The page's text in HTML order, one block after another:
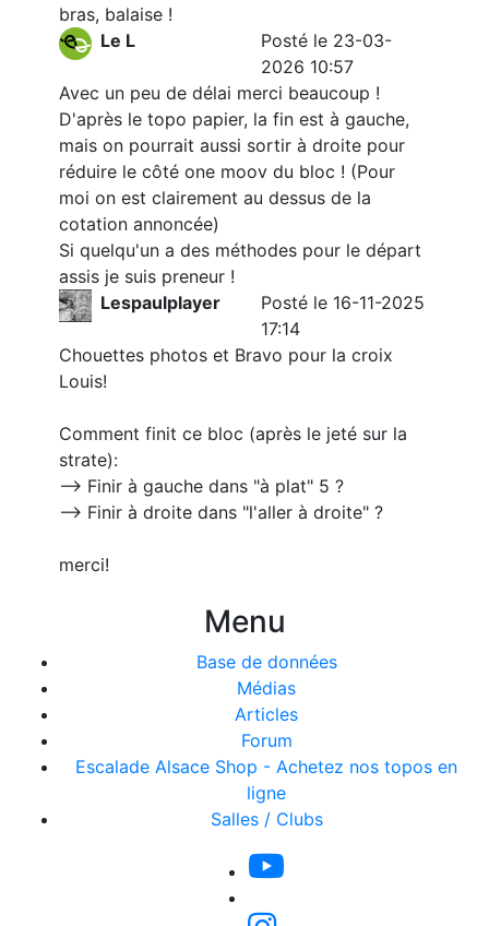
bras, balaise !
Le L
Posté le 23-03-
2026 10:57
Avec un peu de délai merci beaucoup !
D'après le topo papier, la fin est à gauche,
mais on pourrait aussi sortir à droite pour
réduire le côté one moov du bloc ! (Pour
moi on est clairement au dessus de la
cotation annoncée)
Si quelqu'un a des méthodes pour le départ
assis je suis preneur !
Lespaulplayer
Posté le 16-11-2025
17:14
Chouettes photos et Bravo pour la croix
Louis!
Comment finit ce bloc (après le jeté sur la
strate):
--> Finir à gauche dans "à plat" 5 ?
--> Finir à droite dans "l'aller à droite" ?
merci!
Menu
Base de données
Médias
Articles
Forum
Escalade Alsace Shop - Achetez nos topos en
ligne
Salles / Clubs